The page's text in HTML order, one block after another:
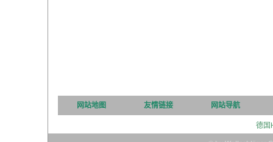
网站地图 友情链接 网站导航
德国